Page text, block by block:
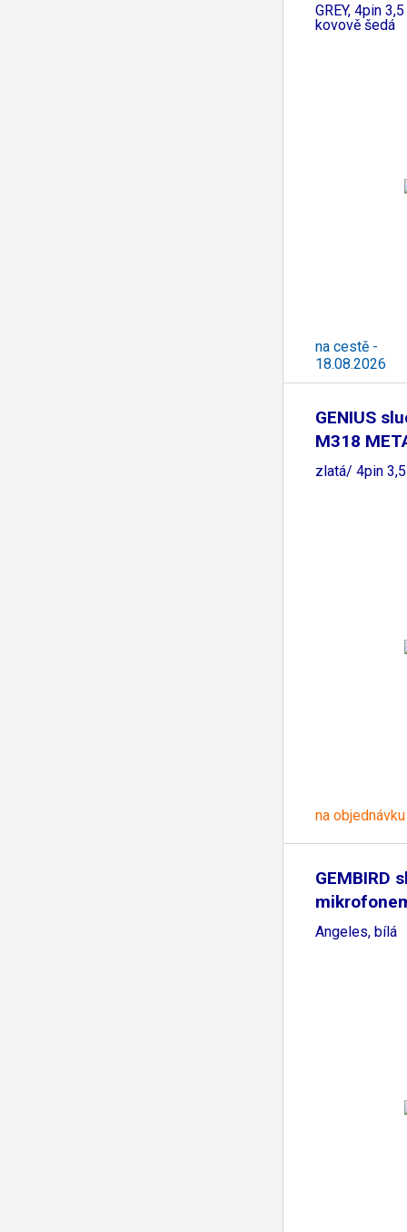
GREY, 4pin
kovově šedá
na cestě -
18.08.2026
GENIUS
M318
zlatá/ 4pin
na objednávku
GEMBIRD
Angeles, bílá